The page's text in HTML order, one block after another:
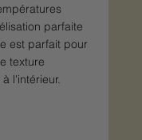
parfaite
est parfait pour
texture
l'intérieur.